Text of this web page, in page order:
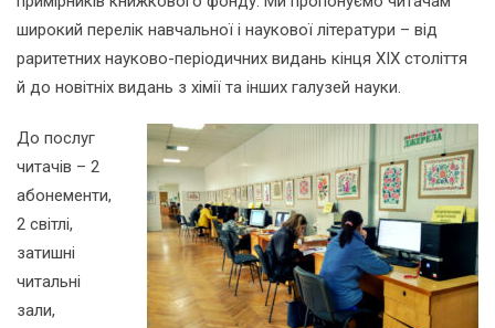
широкий перелік навчальної і наукової літератури – від
раритетних науково-періодичних видань кінця ХІХ століття
й до новітніх видань з хімії та інших галузей науки.
До послуг
читачів – 2
абонементи,
2 світлі,
затишні
читальні
зали,